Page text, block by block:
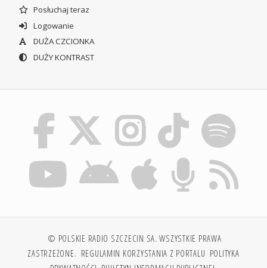
Posłuchaj teraz
Logowanie
DUŻA CZCIONKA
DUŻY KONTRAST
© POLSKIE RADIO SZCZECIN SA. WSZYSTKIE PRAWA
ZASTRZEŻONE. REGULAMIN KORZYSTANIA Z PORTALU POLITYKA